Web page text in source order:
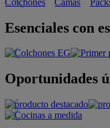
Esenciales con
Oportunidades